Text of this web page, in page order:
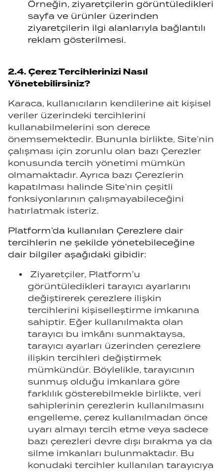
Örneğin, ziyaretçilerin görüntüledikleri
sayfa ve ürünler üzerinden
ziyaretçilerin ilgi alanlarıyla bağlantılı
reklam gösterilmesi.
2.4. Çerez Tercihlerinizi Nasıl
Yönetebilirsiniz?
Karaca, kullanıcıların kendilerine ait kişisel
veriler üzerindeki tercihlerini
kullanabilmelerini son derece
önemsemektedir. Bununla birlikte, Site’nin
çalışması için zorunlu olan bazı Çerezler
konusunda tercih yönetimi mümkün
olmamaktadır. Ayrıca bazı Çerezlerin
kapatılması halinde Site’nin çeşitli
fonksiyonlarının çalışmayabileceğini
hatırlatmak isteriz.
Platform’da kullanılan Çerezlere dair
tercihlerin ne şekilde yönetebileceğine
dair bilgiler aşağıdaki gibidir:
Ziyaretçiler, Platform’u
görüntüledikleri tarayıcı ayarlarını
değiştirerek çerezlere ilişkin
tercihlerini kişiselleştirme imkanına
sahiptir. Eğer kullanılmakta olan
tarayıcı bu imkânı sunmaktaysa,
tarayıcı ayarları üzerinden çerezlere
ilişkin tercihleri değiştirmek
mümkündür. Böylelikle, tarayıcının
sunmuş olduğu imkanlara göre
farklılık gösterebilmekle birlikte, veri
sahiplerinin çerezlerin kullanılmasını
engelleme, çerez kullanılmadan önce
uyarı almayı tercih etme veya sadece
bazı çerezleri devre dışı bırakma ya da
silme imkanları bulunmaktadır. Bu
konudaki tercihler kullanılan tarayıcıya